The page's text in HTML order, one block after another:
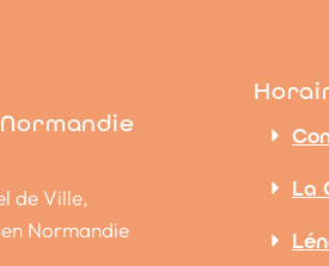
de Ville,
en Normandie
La